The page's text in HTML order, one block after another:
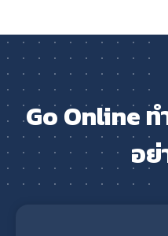
Go Online ท
อย่